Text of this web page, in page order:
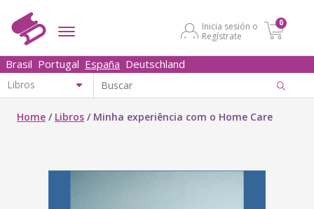
Inicia sesión o
Regístrate
0
Brasil Portugal España Deutschland
Home / Libros / Minha experiência com o Home Care